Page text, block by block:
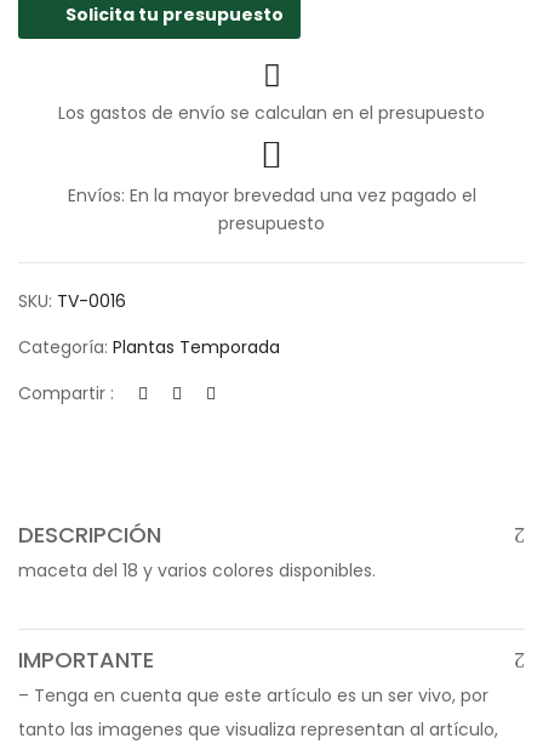
Solicita tu presupuesto
Los gastos de envío se calculan en el presupuesto
Envíos: En la mayor brevedad una vez pagado el
presupuesto
SKU: TV-0016
Categoría: Plantas Temporada
Compartir :
DESCRIPCIÓN
maceta del 18 y varios colores disponibles.
IMPORTANTE
– Tenga en cuenta que este artículo es un ser vivo, por
tanto las imagenes que visualiza representan al artículo,